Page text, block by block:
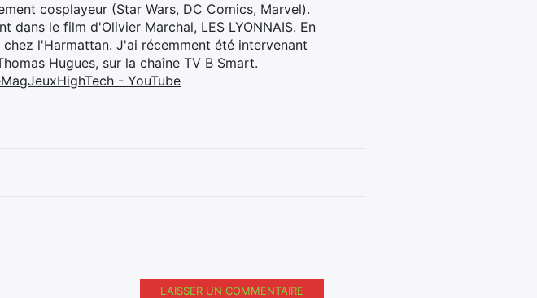
cosplayeur (Star Wars, DC Comics, Marvel).
dans le film d'Olivier Marchal, LES LYONNAIS. En
l'Harmattan. J'ai récemment été intervenant
Hugues, sur la chaîne TV B Smart.
- YouTube
LAISSER UN COMMENTAIRE